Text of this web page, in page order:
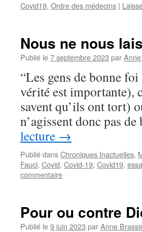
Covid19, Ordre des médecins |
Nous ne nous
Publié le7 septembre 2023 par
“Les gens de bonne
vérité est importante),
savent qu’ils ont tort)
n’agissent donc pas
lecture →
Publié dansChroniques Inactuelles,
Fauci, Covid, Covid-19, Covid19,
commentaire
Pour ou contre
Publié le9 juin 2023 parAnne